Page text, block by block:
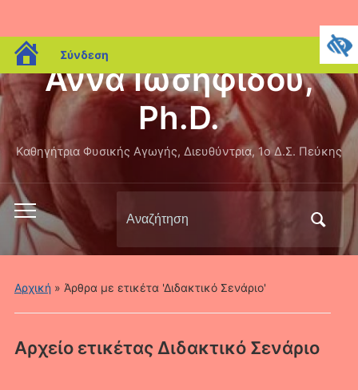
blogs.sch.gr
Σύνδεση
Άννα Ιωσηφίδου,
Ph.D.
Καθηγήτρια Φυσικής Αγωγής, Διευθύντρια, 1ο Δ.Σ. Πεύκης
Εναλλαγή
του
μενού
για
για:
Αρχική» Άρθρα με ετικέτα 'Διδακτικό Σενάριο'
Αρχείο ετικέτας Διδακτικό Σενάριο